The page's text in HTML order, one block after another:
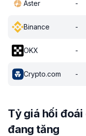
Aster -
Binance -
OKX -
Crypto.com -
Tỷ giá hối
đang tăng